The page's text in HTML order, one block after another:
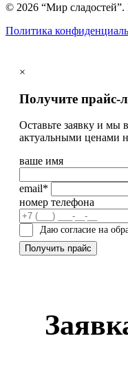
© 2026 “Мир
Политика
×
Получите прайс-
Оставьте заявку и мы
актуальными ценами
ваше имя
email*
номер телефона
Даю согласие на